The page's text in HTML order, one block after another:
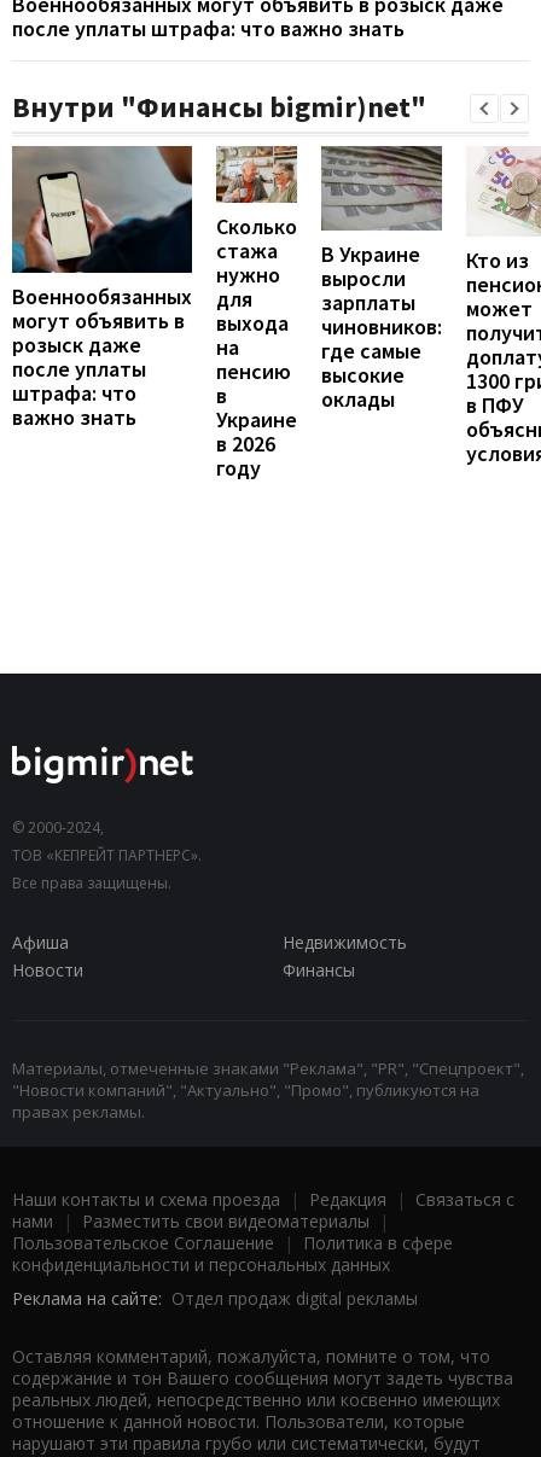
после уплаты штрафа: что важно знать
Внутри "Финансы bigmir)net"
Военнообязанных
могут объявить в
розыск даже
после уплаты
штрафа: что
важно знать
Сколько
стажа
нужно
для
выхода
на
пенсию
в
Украине
в 2026
году
В Украине
выросли
зарплаты
чиновников:
где самые
высокие
оклады
Кто из
может
1300
в ПФУ
© 2000-2024,
ТОВ «КЕПРЕЙТ ПАРТНЕРС».
Все права защищены.
Афиша
Недвижимость
Новости
Финансы
Материалы, отмеченные знаками "Реклама", "PR", "Спецпроект",
"Новости компаний", "Актуально", "Промо", публикуются на
правах рекламы.
Наши контакты и схема проезда | Редакция | Связаться с
нами | Разместить свои видеоматериалы |
Пользовательское Соглашение |
Политика в сфере
конфиденциальности и персональных данных
Реклама на сайте: Отдел продаж digital рекламы
Оставляя комментарий, пожалуйста, помните о том, что
содержание и тон Вашего сообщения могут задеть чувства
реальных людей, непосредственно или косвенно имеющих
отношение к данной новости. Пользователи, которые
нарушают эти правила грубо или систематически, будут